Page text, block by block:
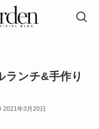
ランチ&手作り
2021年3月20日